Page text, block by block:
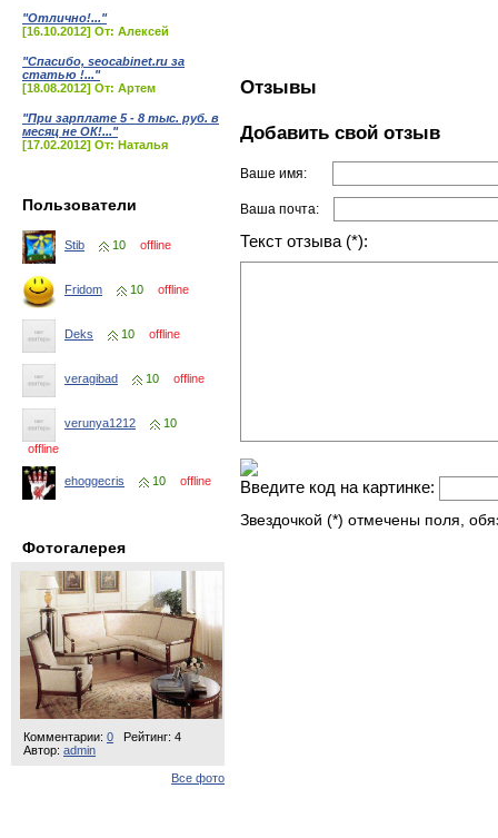
"Отлично!..."
[16.10.2012] От: Алексей
"Спасибо, seocabinet.ru за
статью !..."
[18.08.2012] От: Артем
"При зарплате 5 - 8 тыс. руб. в
месяц не ОК!..."
[17.02.2012] От: Наталья
Пользователи
Stib 10 offline
Fridom 10 offline
Deks 10 offline
veragibad 10 offline
verunya1212
10
offline
ehoggecris 10 offline
Фотогалерея
Комментарии: 0
Рейтинг: 4
Автор: admin
Все фото
Отзывы
Добавить свой отзыв
Ваше имя:
Ваша почта:
Текст отзыва (*):
Введите код на картинке:
Звездочкой (*) отмечены поля,